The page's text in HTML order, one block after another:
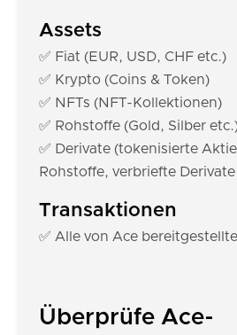
Assets
✅ Fiat (EUR, USD, CHF etc.)
✅ Krypto (Coins & Token)
✅ NFTs (NFT-Kollektionen)
✅ Rohstoffe (Gold, Silber
✅ Derivate (tokenisierte
Rohstoffe, verbriefte
Transaktionen
✅ Alle von Ace
Überprüfe Ace-